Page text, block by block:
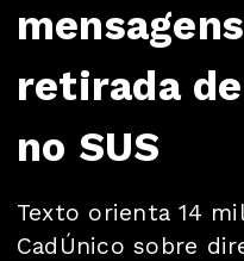
retirada
no SUS
Texto orienta 14
CadÚnico sobre